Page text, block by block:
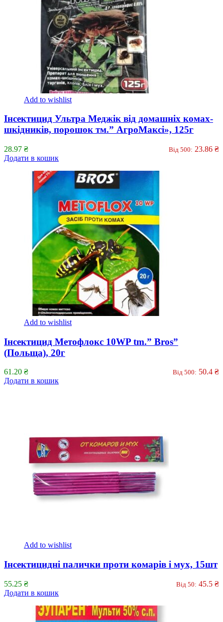
Add to wishlist
Інсектицид Ультра Меджік від домашніх комах-
шкідників, порошок тм.” АгроМаксі», 125г
28.97 ₴ Від 500: 23.86 ₴
Додати в кошик
Add to wishlist
Інсектицид Метофлокс 10WP tm.” Bros”
(Польща), 20г
61.20 ₴ Від 500: 50.4 ₴
Додати в кошик
Add to wishlist
Інсектицидні палички проти комарів і мух, 15шт
55.25 ₴ Від 50: 45.5 ₴
Додати в кошик